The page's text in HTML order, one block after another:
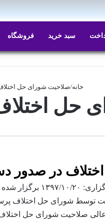
سبد خرید فروشگاه
خانه/صلاحیت شورای حل
حل
در صدور
صورتجلسه نشست
توسط شورای حل اختلاف
صلاحیت شورای حل